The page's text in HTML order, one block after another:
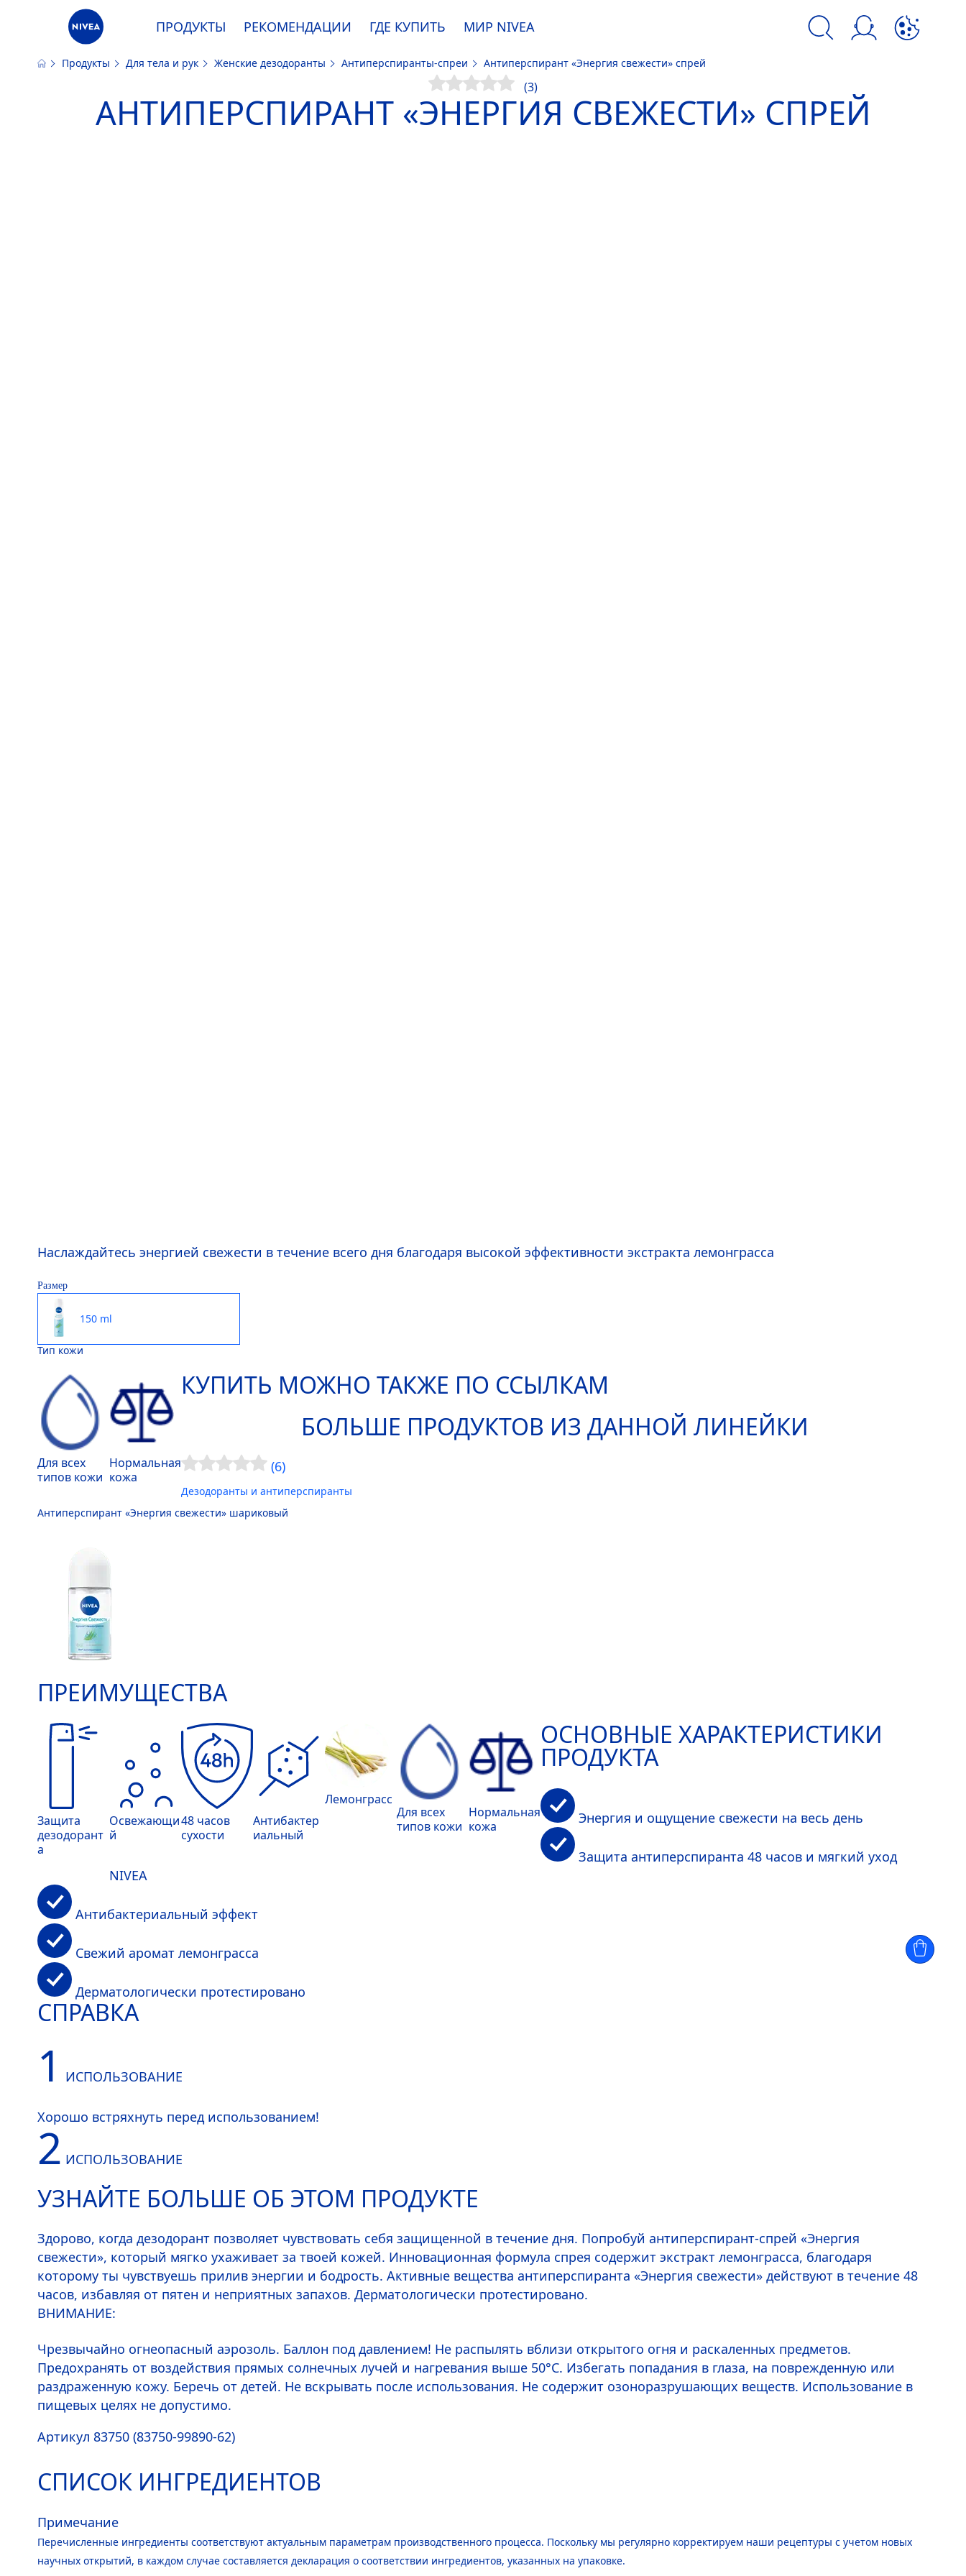
Наш сайт использует файлы cookie. Пожалуйста, ознакомьтесь с информацией по использованию файлов cookie и аналогичных инструментов.
ПРОДУКТЫ РЕКОМЕНДАЦИИ ГДЕ КУПИТЬ МИР NIVEA
Продукты Для тела и рук Женские дезодоранты Антиперспиранты-спреи Антиперспирант «Энергия свежести» спрей
(3)
АНТИПЕРСПИРАНТ «ЭНЕРГИЯ СВЕЖЕСТИ» СПРЕЙ
Наслаждайтесь энергией свежести в течение всего дня благодаря высокой эффективности экстракта лемонграсса
Размер
150 ml
Тип кожи
Для всех
типов кожи
Нормальная
кожа
КУПИТЬ МОЖНО ТАКЖЕ ПО ССЫЛКАМ
БОЛЬШЕ ПРОДУКТОВ ИЗ ДАННОЙ ЛИНЕЙКИ
(6)
Дезодоранты и антиперспиранты
Антиперспирант «Энергия свежести» шариковый
ПРЕИМУЩЕСТВА
Защита
дезодорант
а
Освежающи
й
48 часов
сухости
Антибактер
иальный
Лемонграсс
Для всех
типов кожи
Нормальная
кожа
ОСНОВНЫЕ ХАРАКТЕРИСТИКИ
ПРОДУКТА
Энергия и ощущение свежести на весь день
Защита антиперспиранта 48 часов и мягкий уход
NIVEA
Антибактериальный эффект
Свежий аромат лемонграсса
Дерматологически протестировано
СПРАВКА
1 ИСПОЛЬЗОВАНИЕ
Хорошо встряхнуть перед использованием!
2 ИСПОЛЬЗОВАНИЕ
Распыляйте продукт с расстояния 15 см в течение 2–3 секунд на сухую, чистую кожу подмышек.
3ИСПОЛЬЗОВАНИЕ
Дайте полностью высохнуть во избежание образования пятен. Не наносите на раздраженную или поврежденную кожу.
УЗНАЙТЕ БОЛЬШЕ ОБ ЭТОМ ПРОДУКТЕ
Здорово, когда дезодорант позволяет чувствовать себя защищенной в течение дня. Попробуй антиперспирант-спрей «Энергия
свежести», который мягко ухаживает за твоей кожей. Инновационная формула спрея содержит экстракт лемонграсса, благодаря
которому ты чувствуешь прилив энергии и бодрость. Активные вещества антиперспиранта «Энергия свежести» действуют в течение 48
часов, избавляя от пятен и неприятных запахов. Дерматологически протестировано.
ВНИМАНИЕ:
Чрезвычайно огнеопасный аэрозоль. Баллон под давлением! Не распылять вблизи открытого огня и раскаленных предметов.
Предохранять от воздействия прямых солнечных лучей и нагревания выше 50°C. Избегать попадания в глаза, на поврежденную или
раздраженную кожу. Беречь от детей. Не вскрывать после использования. Не содержит озоноразрушающих веществ. Использование в
пищевых целях не допустимо.
Артикул 83750 (83750-99890-62)
СПИСОК ИНГРЕДИЕНТОВ
Примечание
Перечисленные ингредиенты соответствуют актуальным параметрам производственного процесса. Поскольку мы регулярно корректируем наши рецептуры с учетом новых
научных открытий, в каждом случае составляется декларация о соответствии ингредиентов, указанных на упаковке.